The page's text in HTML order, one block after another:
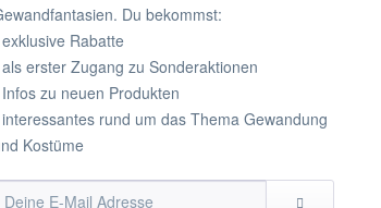
Du bekommst:
Rabatte
erster Zugang zu Sonderaktionen
zu neuen Produkten
rund um das Thema Gewandung
Kostüme